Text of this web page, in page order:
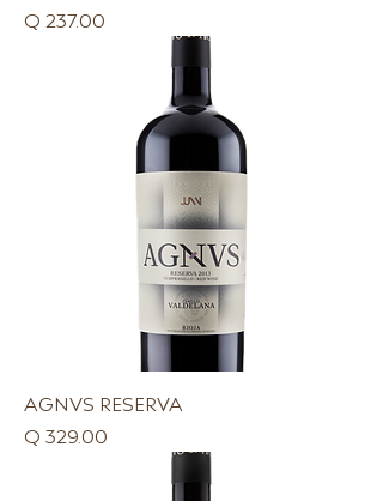
Precio
Q 237.00
AGNVS RESERVA
Precio
Q 329.00